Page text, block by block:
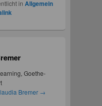
in Allgemein
Goethe-
Bremer →